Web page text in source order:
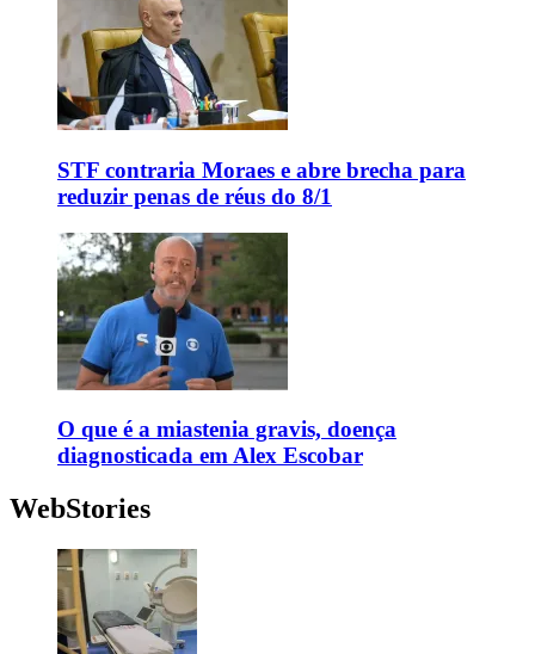
STF contraria Moraes e abre brecha para
reduzir penas de réus do 8/1
O que é a miastenia gravis, doença
diagnosticada em Alex Escobar
WebStories